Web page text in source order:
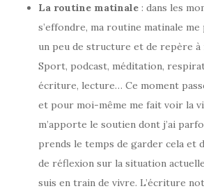
La routine matinale : dans les
s’effondre, ma routine matinale
un peu de structure et de repère à
Sport, podcast, méditation,
écriture, lecture… Ce moment
et pour moi-même me fait voir la
m’apporte le soutien dont j’ai
prends le temps de garder cela et
de réflexion sur la situation
suis en train de vivre. L’écriture